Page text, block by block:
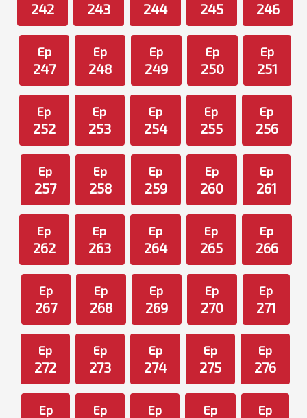
242 243 244 245 246
Ep
247
Ep
248
Ep
249
Ep
250
Ep
251
Ep
252
Ep
253
Ep
254
Ep
255
Ep
256
Ep
257
Ep
258
Ep
259
Ep
260
Ep
261
Ep
262
Ep
263
Ep
264
Ep
265
Ep
266
Ep
267
Ep
268
Ep
269
Ep
270
Ep
271
Ep
272
Ep
273
Ep
274
Ep
275
Ep
276
Ep Ep Ep Ep Ep